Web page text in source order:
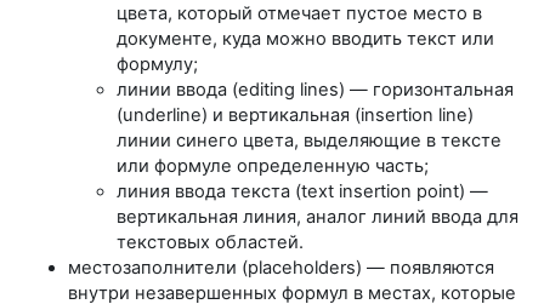
цвета, который отмечает пустое место в
документе, куда можно вводить текст или
формулу;
линии ввода (editing lines) — горизонтальная
(underline) и вертикальная (insertion line)
линии синего цвета, выделяющие в тексте
или формуле определенную часть;
линия ввода текста (text insertion point) —
вертикальная линия, аналог линий ввода для
текстовых областей.
местозаполнители (placeholders) — появляются
внутри незавершенных формул в местах, которые